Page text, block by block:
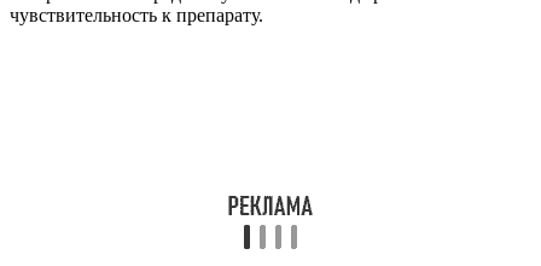
чувствительность к препарату.